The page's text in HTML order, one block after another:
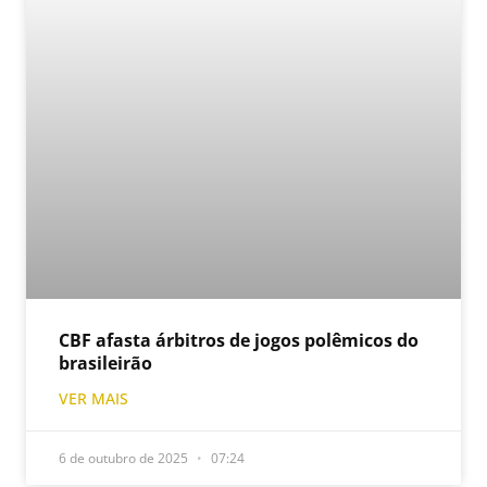
CBF afasta árbitros de jogos polêmicos do
brasileirão
VER MAIS
6 de outubro de 2025 07:24